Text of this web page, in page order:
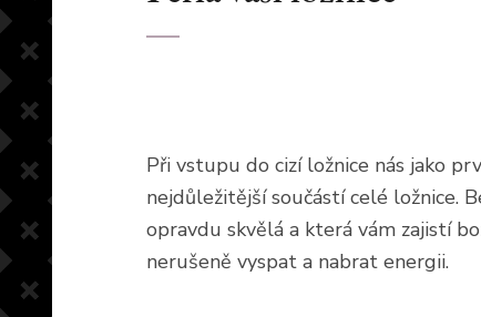
Při vstupu do cizí ložnice nás jako
nejdůležitější součástí celé ložnice.
opravdu skvělá a která vám zajistí
nerušeně vyspat a nabrat energii.